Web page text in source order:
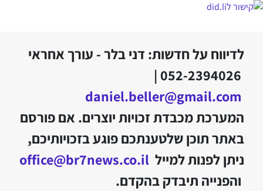
לדיווח על חדשות: דני בלר - עורך אחראי
052-2394026 |
daniel.beller@gmail.com
המערכת מכבדת זכויות יוצרים. אם פורסם
באתר תוכן שלטענתכם פוגע בזכויותיכם,
ניתן לפנות למייל office@br7news.co.il
והפנייה תיבדק בהקדם.